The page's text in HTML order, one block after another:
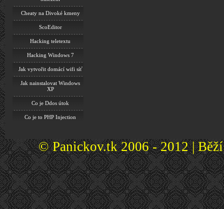
Cheaty na Divoké kmeny
ScoEditor
Hacking teletextu
Hacking Windows 7
Jak vytvořit domácí wifi síť
Jak nainstalovat Windows
XP
Co je Ddos útok
Co je to PHP Injection
© Panickov.tk 2006 - 2012 |